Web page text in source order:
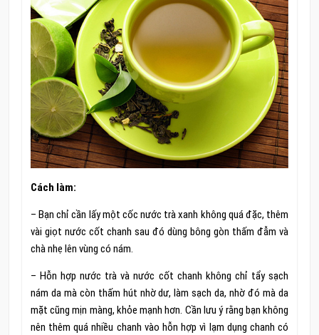
Cách làm:
– Bạn chỉ cần lấy một cốc nước trà xanh không quá đặc, thêm
vài giọt nước cốt chanh sau đó dùng bông gòn thấm đẫm và
chà nhẹ lên vùng có nám.
– Hỗn hợp nước trà và nước cốt chanh không chỉ tẩy sạch
nám da mà còn thấm hút nhờ dư, làm sạch da, nhờ đó mà da
mặt cũng mịn màng, khỏe mạnh hơn. Cần lưu ý rằng bạn không
nên thêm quá nhiều chanh vào hỗn hợp vì lạm dụng chanh có